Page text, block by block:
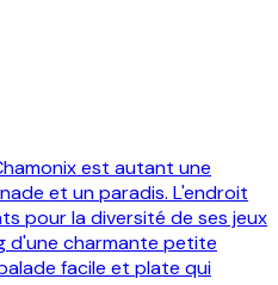
est autant une
et un paradis. L'endroit
pour la diversité de ses jeux
d'une charmante petite
facile et plate qui